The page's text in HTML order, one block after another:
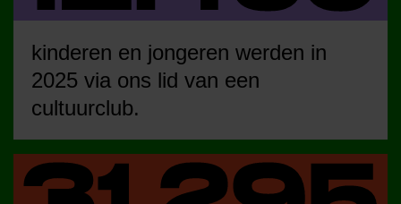
kinderen en jongeren werden in
2025 via ons lid van een
cultuurclub.